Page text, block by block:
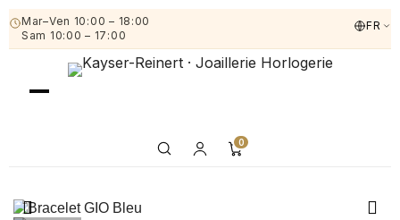
Mar–Ven 10:00 – 18:00
Sam 10:00 – 17:00
FR
0